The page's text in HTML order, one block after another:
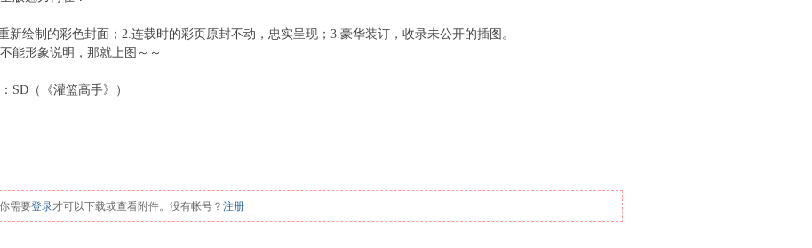
新绘制的彩色封面；2.连载时的彩页原封不动，忠实呈现；3.豪华装订，收录未公开的插图。
能形象说明，那就上图～～
SD（《灌篮高手》）
你需要登录才可以下载或查看附件。没有帐号？ 注册